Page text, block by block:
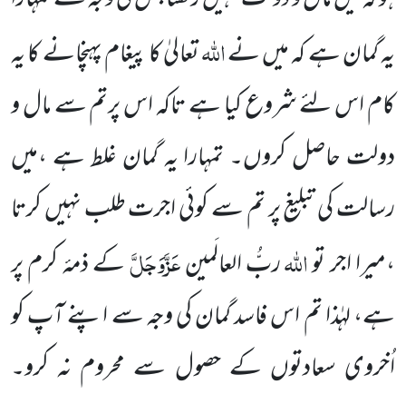
یہ گمان ہے کہ میں نےاللہتعالیٰ کا پیغام پہنچانے کا یہ
کام اس لئے شروع کیا ہے تاکہ اس پرتم سے مال و
دولتحاصل کروں۔ تمہارا یہ گمان غلط ہے ،میں
رسالت کی تبلیغ پر تم سے کوئی اجرت طلب نہیں کرتا
،میرا اجر تواللہربُّ العالَمینعَزَّوَجَلَّکے ذمۂ کرم پر
ہے، لہٰذا تم اس فاسد گمان کی وجہ سے اپنے آپ کو
اُخروی سعادتوں کے حصول سے محروم نہ کرو۔